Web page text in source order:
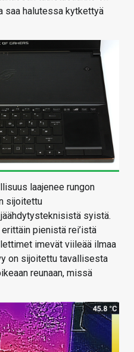
saa halutessa kytkettyä
laajenee rungon
sijoitettu
syistä.
pienistä rei’istä
imevät viileää ilmaa
on sijoitettu tavallisesta
reunaan, missä